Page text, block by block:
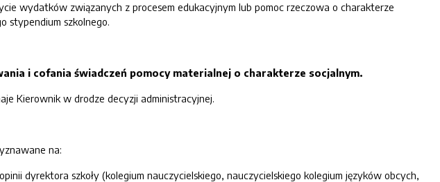
wydatków związanych z procesem edukacyjnym lub pomoc rzeczowa o charakterze
stypendium szkolnego.
i cofania świadczeń pomocy materialnej o charakterze socjalnym.
Kierownik w drodze decyzji administracyjnej.
na:
dyrektora szkoły (kolegium nauczycielskiego, nauczycielskiego kolegium języków obcych,